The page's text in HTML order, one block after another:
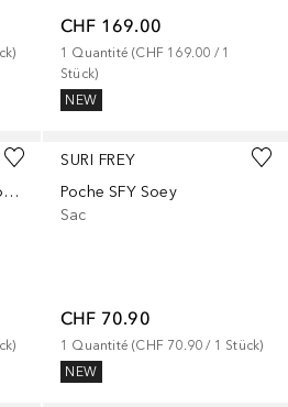
)
CHF 169.00
1 Quantité (CHF 169.00 / 1
Stück)
NEW
SFY Thessy Sac à main porté épaule
)
SURI FREY
Poche SFY Soey
Sac
CHF 70.90
1 Quantité (CHF 70.90 / 1 Stück)
NEW